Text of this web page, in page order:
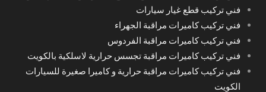
فني تركيب قطع غيار سيارات
فني تركيب كاميرات مراقبة الجهراء
فني تركيب كاميرات مراقبة الفردوس
فني تركيب كاميرات مراقبة تجسس حرارية لاسلكية بالكويت
فني تركيب كاميرات مراقبة حرارية و كاميرا صغيرة للسيارات
الكويت